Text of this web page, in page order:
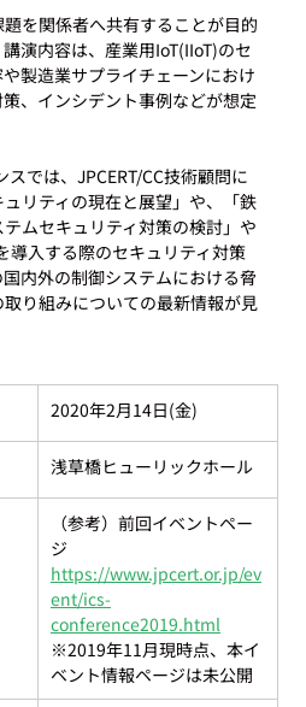
を関係者へ共有することが目的
演内容は、産業用IoT(IIoT)のセ
製造業サプライチェーンにおけ
、インシデント事例などが想定
では、JPCERT/CC技術顧問に
リティの現在と展望」や、「鉄
ムセキュリティ対策の検討」や
導入する際のセキュリティ対策
内外の制御システムにおける脅
り組みについての最新情報が見
2020年2月14日(金)
浅草橋ヒューリックホール
（参考）前回イベントペー
ジ
https://www.jpcert.or.jp/ev
ent/ics-
conference2019.html
※2019年11月現時点、本イ
ベント情報ページは未公開